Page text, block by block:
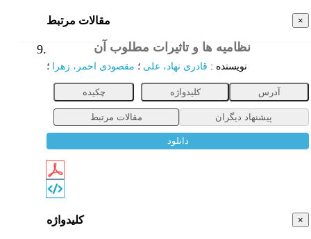
× مقالات مرتبط
9. نظامیه ها و تاثیرات مطلوب آن
نویسنده : قادری نهاد، علی ؛ مقصودی احمر، زهرا ؛
چکیده کلیدواژه آدرس
مقالات مرتبط پیشنهاد دیگران
دانلود
× کلیدواژه